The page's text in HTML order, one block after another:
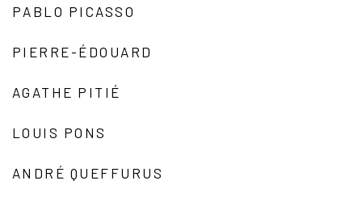
PABLO PICASSO
PIERRE-ÉDOUARD
AGATHE PITIÉ
LOUIS PONS
ANDRÉ QUEFFURUS